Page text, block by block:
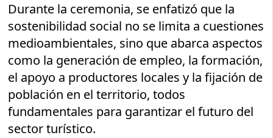
Durante la ceremonia, se enfatizó que la
sostenibilidad social no se limita a cuestiones
medioambientales, sino que abarca aspectos
como la generación de empleo, la formación,
el apoyo a productores locales y la fijación de
población en el territorio, todos
fundamentales para garantizar el futuro del
sector turístico.